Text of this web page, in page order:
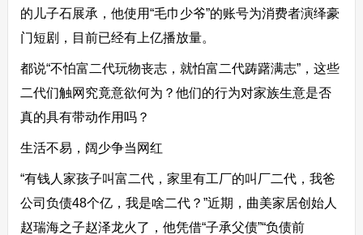
的儿子石展承，他使用“毛巾少爷”的账号为消费者演绎豪
门短剧，目前已经有上亿播放量。
都说“不怕富二代玩物丧志，就怕富二代踌躇满志”，这些
二代们触网究竟意欲何为？他们的行为对家族生意是否
真的具有带动作用吗？
生活不易，阔少争当网红
“有钱人家孩子叫富二代，家里有工厂的叫厂二代，我爸
公司负债48个亿，我是啥二代？”近期，曲美家居创始人
赵瑞海之子赵泽龙火了，他凭借“子承父债”“负债前